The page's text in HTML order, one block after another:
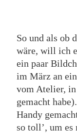
So und als ob
wäre, will ich
ein paar
im März an
vom Atelier,
gemacht
Handy
so toll’, um es